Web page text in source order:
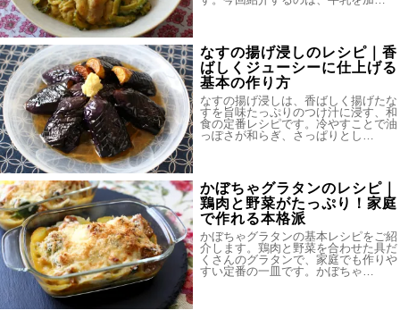
なすの揚げ浸しのレシピ｜香
ばしくジューシーに仕上げる
基本の作り方
なすの揚げ浸しは、香ばしく揚げたな
すを旨味たっぷりのつけ汁に浸す、和
食の定番レシピです。冷やすことで油
っぽさが和らぎ、さっぱりとし…
かぼちゃグラタンのレシピ｜
鶏肉と野菜がたっぷり！家庭
で作れる本格派
かぼちゃグラタンの基本レシピをご紹
介します。鶏肉と野菜を合わせた具だ
くさんのグラタンで、家庭でも作りや
すい定番の一皿です。かぼちゃ…